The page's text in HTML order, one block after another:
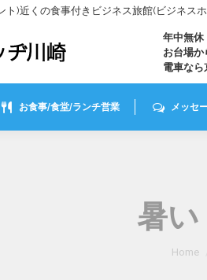
)近くの食事付きビジネス旅館(ビジネス
年中無休
お台場か
電車な
お食事/食堂/ランチ営業 メッセ
暑
You
Home